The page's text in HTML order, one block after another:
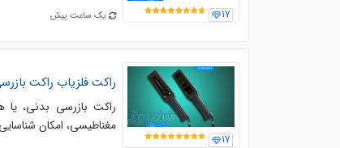
17 یک ساعت پیش
17
راکت فلزیاب راکت
راکت بازرسی بدنی، یا
مغناطیسی، امکان